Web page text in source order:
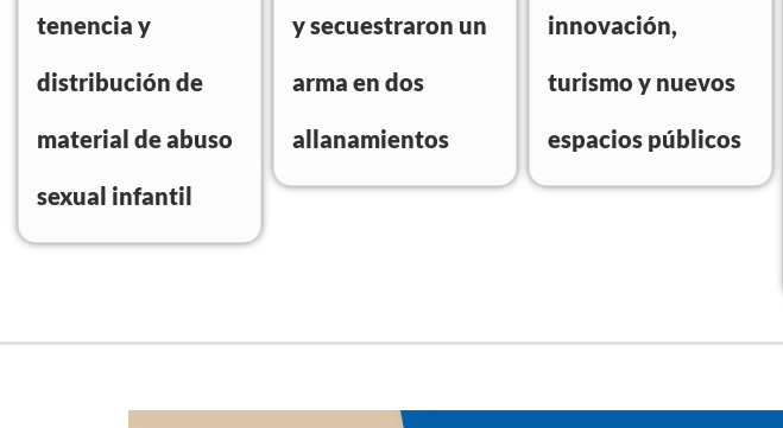
tenencia y
distribución de
material de abuso
sexual infantil
y secuestraron un
arma en dos
allanamientos
innovación,
turismo y nuevos
espacios públicos